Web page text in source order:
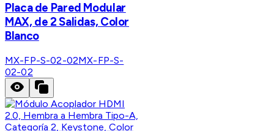
Placa de Pared Modular
MAX, de 2 Salidas, Color
Blanco
MX-FP-S-02-02MX-FP-S-
02-02